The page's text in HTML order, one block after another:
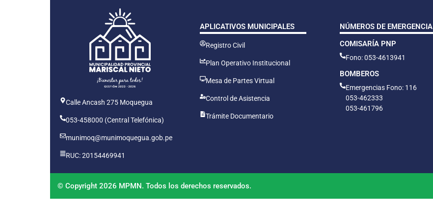
Calle Ancash 275 Moquegua
053-458000 (Central Telefónica)
munimoq@munimoquegua.gob.pe
RUC: 20154469941
APLICATIVOS MUNICIPALES
Registro Civil
Plan Operativo Institucional
Mesa de Partes Virtual
Control de Asistencia
Trámite Documentario
NÚMEROS DE EMERGENCIA
COMISARÍA PNP
Fono: 053-4613941
BOMBEROS
Emergencias Fono: 116
053-462333
053-461796
© Copyright 2026 MPMN. Todos los derechos reservados.